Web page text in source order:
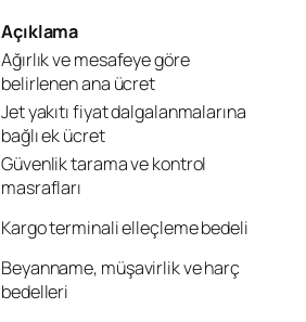
Açıklama
Ağırlık ve mesafeye göre
belirlenen ana ücret
Jet yakıtı fiyat dalgalanmalarına
bağlı ek ücret
Güvenlik tarama ve kontrol
masrafları
Kargo terminali elleçleme bedeli
Beyanname, müşavirlik ve harç
bedelleri